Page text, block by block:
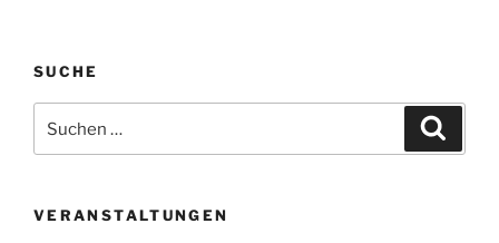
SUCHE
nach:
VERANSTALTUNGEN